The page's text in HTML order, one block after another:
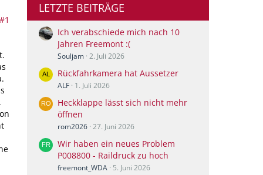
#1
LETZTE BEITRÄGE
Ich verabschiede mich nach 10
Jahren Freemont :(
Souljam 2. Juli 2026
Rückfahrkamera hat Aussetzer
ALF 1. Juli 2026
Heckklappe lässt sich nicht mehr
öffnen
rom2026 27. Juni 2026
Wir haben ein neues Problem
P008800 - Raildruck zu hoch
freemont_WDA 5. Juni 2026